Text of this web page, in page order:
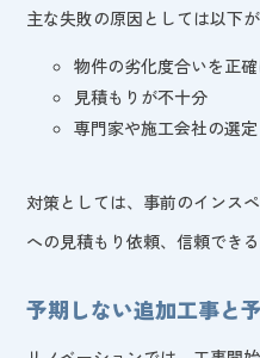
主な失敗の原因としては以下が
物件の劣化度合いを正
見積もりが不十分
専門家や施工会社の選
対策としては、事前のインス
への見積もり依頼、信頼でき
予期しない追加工事と